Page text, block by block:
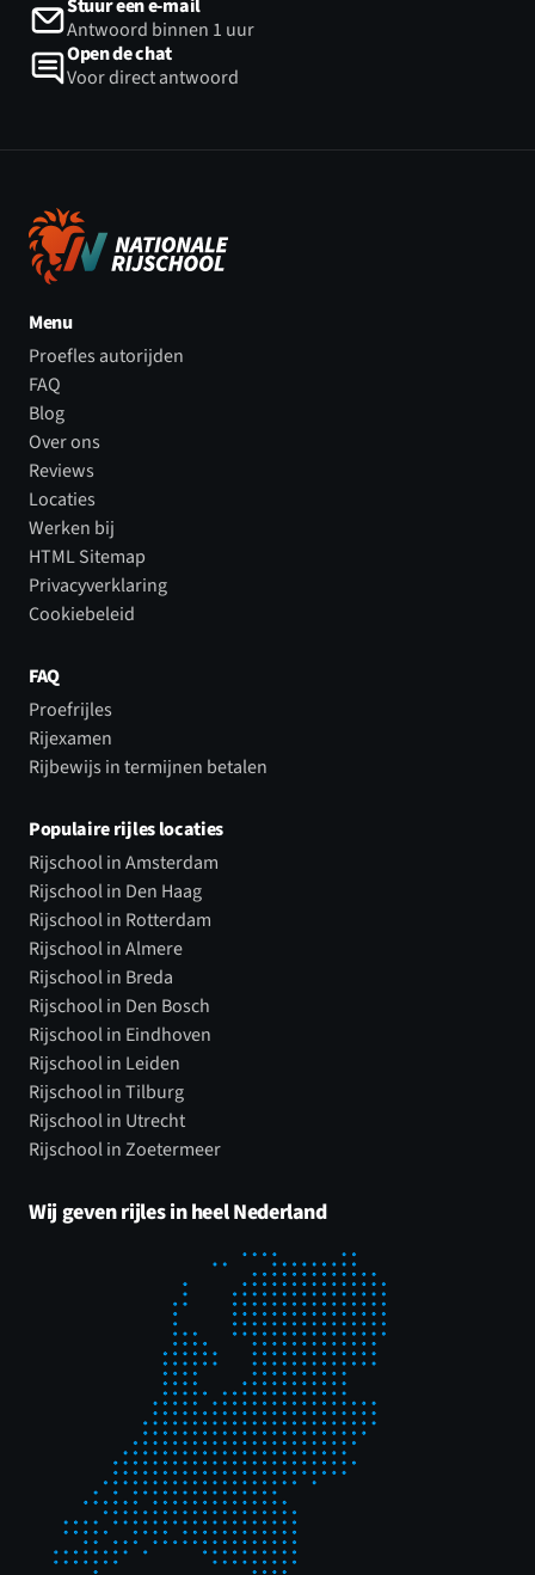
Stuur een e-mail
Antwoord binnen 1 uur
Open de chat
Voor direct antwoord
Menu
Proefles autorijden
FAQ
Blog
Over ons
Reviews
Locaties
Werken bij
HTML Sitemap
Privacyverklaring
Cookiebeleid
FAQ
Proefrijles
Rijexamen
Rijbewijs in termijnen betalen
Populaire rijles locaties
Rijschool in Amsterdam
Rijschool in Den Haag
Rijschool in Rotterdam
Rijschool in Almere
Rijschool in Breda
Rijschool in Den Bosch
Rijschool in Eindhoven
Rijschool in Leiden
Rijschool in Tilburg
Rijschool in Utrecht
Rijschool in Zoetermeer
Wij geven rijles in heel Nederland